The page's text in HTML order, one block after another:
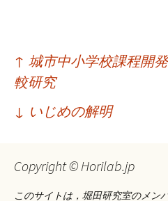
投
稿
ナ
ー
↑ 城市中小学校課程開
較研究
↓ いじめの解明
Copyright © Horilab.jp
このサイトは，堀田研究室のメン